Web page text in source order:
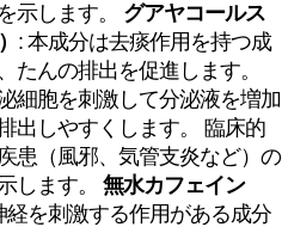
示します。 グアヤコールス
: 本成分は去痰作用を持つ成
たんの排出を促進します。
細胞を刺激して分泌液を増加
出しやすくします。 臨床的
患（風邪、気管支炎など）の
します。 無水カフェイン
経を刺激する作用がある成分